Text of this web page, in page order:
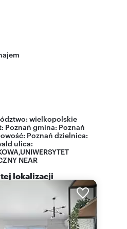
wielkopolskie
Poznań gmina: Poznań
Poznań dzielnica:
ulica:
NEAR
lokalizacji